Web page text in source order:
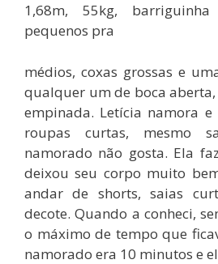
1,68m, 55kg,
pequenos pra
médios, coxas grossas e
qualquer um de boca
empinada. Letícia namora
roupas curtas, mesmo
namorado não gosta. Ela
deixou seu corpo muito
andar de shorts, saias
decote. Quando a conheci,
o máximo de tempo que
namorado era 10 minutos e